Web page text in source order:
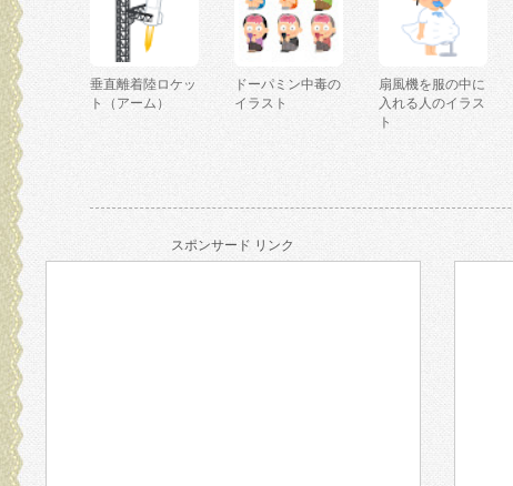
垂直離着陸ロケッ
ト（アーム）
ドーパミン中毒の
イラスト
扇風機を服の中に
入れる人のイラス
ト
スポンサード リンク